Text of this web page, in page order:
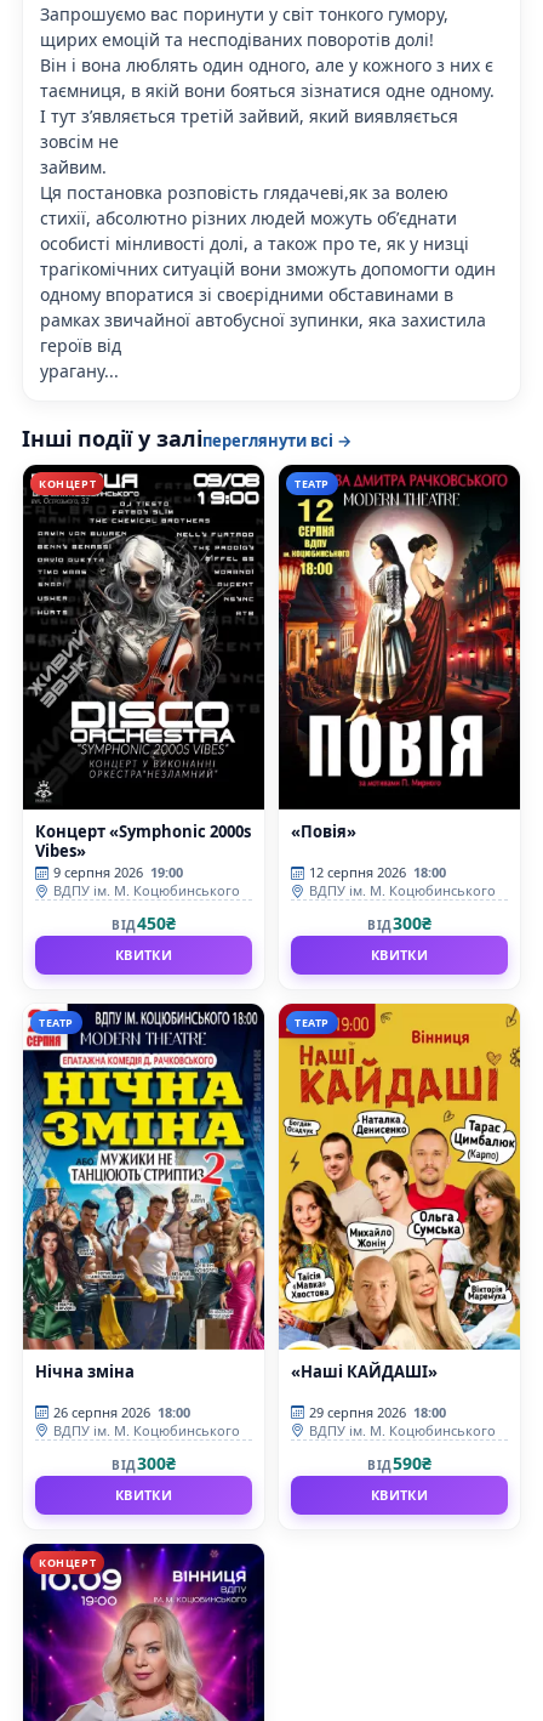
Запрошуємо вас поринути у світ тонкого гумору,
щирих емоцій та несподіваних поворотів долі!
Він і вона люблять один одного, але у кожного з них є
таємниця, в якій вони бояться зізнатися одне одному.
І тут зʼявляється третій зайвий, який виявляється
зовсім не
зайвим.
Ця постановка розповість глядачеві,як за волею
стихії, абсолютно різних людей можуть обʼєднати
особисті мінливості долі, а також про те, як у низці
трагікомічних ситуацій вони зможуть допомогти один
одному впоратися зі своєрідними обставинами в
рамках звичайної автобусної зупинки, яка захистила
героїв від
урагану...
Інші події у заліпереглянути всі →
КОНЦЕРТ
Концерт «Symphonic 2000s
Vibes»
9 серпня 2026 19:00
ВДПУ ім. М. Коцюбинського
ВІД450₴
КВИТКИ
ТЕАТР
«Повія»
12 серпня 2026 18:00
ВДПУ ім. М. Коцюбинського
ВІД300₴
КВИТКИ
ТЕАТР
Нічна зміна
26 серпня 2026 18:00
ВДПУ ім. М. Коцюбинського
ВІД300₴
КВИТКИ
ТЕАТР
«Наші КАЙДАШІ»
29 серпня 2026 18:00
ВДПУ ім. М. Коцюбинського
ВІД590₴
КВИТКИ
КОНЦЕРТ